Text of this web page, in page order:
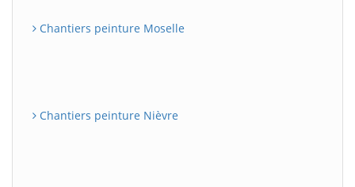
Chantiers peinture Moselle
Chantiers peinture Nièvre